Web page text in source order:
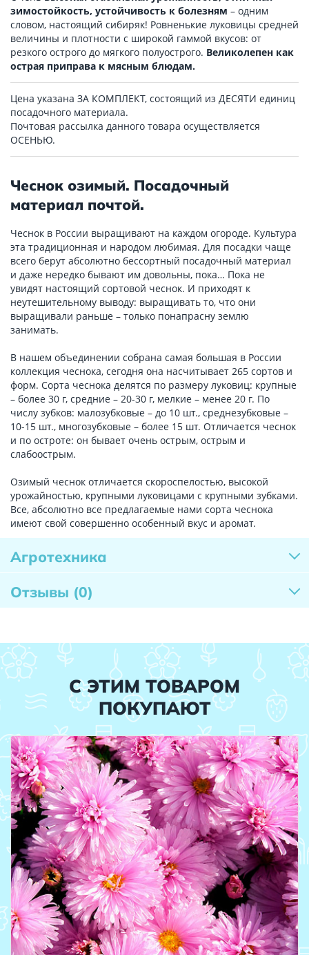
зимостойкость, устойчивость к болезням – одним
словом, настоящий сибиряк! Ровненькие луковицы средней
величины и плотности с широкой гаммой вкусов: от
резкого острого до мягкого полуострого. Великолепен как
острая приправа к мясным блюдам.
Цена указана ЗА КОМПЛЕКТ, состоящий из ДЕСЯТИ единиц
посадочного материала.
Почтовая рассылка данного товара осуществляется
ОСЕНЬЮ.
Чеснок озимый. Посадочный
материал почтой.
Чеснок в России выращивают на каждом огороде. Культура
эта традиционная и народом любимая. Для посадки чаще
всего берут абсолютно бессортный посадочный материал
и даже нередко бывают им довольны, пока… Пока не
увидят настоящий сортовой чеснок. И приходят к
неутешительному выводу: выращивать то, что они
выращивали раньше – только понапрасну землю
занимать.
В нашем объединении собрана самая большая в России
коллекция чеснока, сегодня она насчитывает 265 сортов и
форм. Сорта чеснока делятся по размеру луковиц: крупные
– более 30 г, средние – 20-30 г, мелкие – менее 20 г. По
числу зубков: малозубковые – до 10 шт., среднезубковые –
10-15 шт., многозубковые – более 15 шт. Отличается чеснок
и по остроте: он бывает очень острым, острым и
слабоострым.
Озимый чеснок отличается скороспелостью, высокой
урожайностью, крупными луковицами с крупными зубками.
Все, абсолютно все предлагаемые нами сорта чеснока
имеют свой совершенно особенный вкус и аромат.
Агротехника
Отзывы (0)
С ЭТИМ ТОВАРОМ
ПОКУПАЮТ